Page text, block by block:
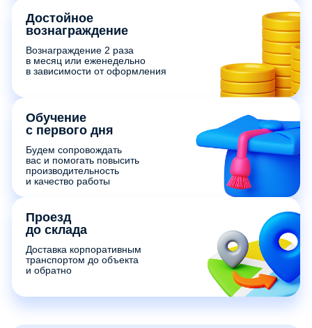
Достойное
вознаграждение
Вознаграждение 2 раза
в месяц или еженедельно
в зависимости от оформления
Обучение
с первого дня
Будем сопровождать
вас и помогать повысить
производительность
и качество работы
Проезд
до склада
Доставка корпоративным
транспортом до объекта
и обратно